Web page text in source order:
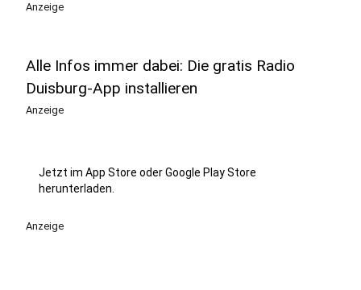
Anzeige
Alle Infos immer dabei: Die gratis Radio
Duisburg-App installieren
Anzeige
Jetzt im App Store oder Google Play Store
herunterladen.
Anzeige